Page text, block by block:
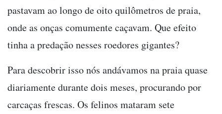
pastavam ao longo de oito quilômetros de praia,
onde as onças comumente caçavam. Que efeito
tinha a predação nesses roedores gigantes?
Para descobrir isso nós andávamos na praia quase
diariamente durante dois meses, procurando por
carcaças frescas. Os felinos mataram sete